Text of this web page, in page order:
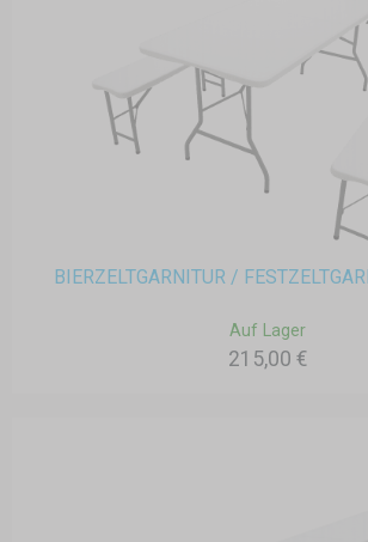
BIERZELTGARNITUR /
Auf Lager
215,00 €